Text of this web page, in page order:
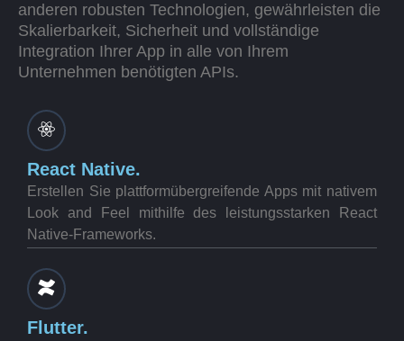
anderen robusten Technologien, gewährleisten die
Skalierbarkeit, Sicherheit und vollständige
Integration Ihrer App in alle von Ihrem
Unternehmen benötigten APIs.
React Native.
Erstellen Sie plattformübergreifende Apps mit nativem
Look and Feel mithilfe des leistungsstarken React
Native-Frameworks.
Flutter.